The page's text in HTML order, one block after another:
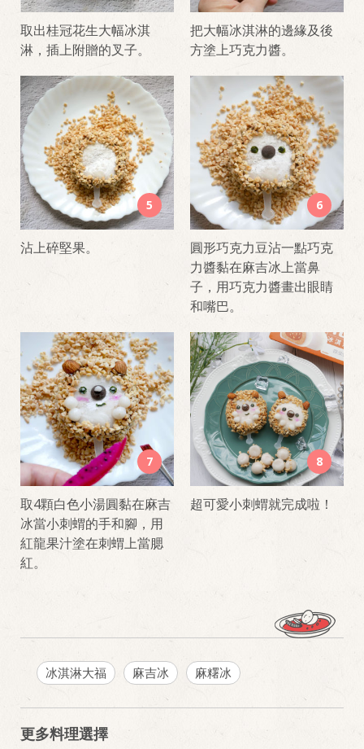
取出桂冠花生大幅冰淇
淋，插上附贈的叉子。
把大幅冰淇淋的邊緣及後
方塗上巧克力醬。
5
沾上碎堅果。
6
圓形巧克力豆沾一點巧克
力醬黏在麻吉冰上當鼻
子，用巧克力醬畫出眼睛
和嘴巴。
7
取4顆白色小湯圓黏在麻吉
冰當小刺蝟的手和腳，用
紅龍果汁塗在刺蝟上當腮
紅。
8
超可愛小刺蝟就完成啦！
冰淇淋大福 麻吉冰 麻糬冰
更多料理選擇